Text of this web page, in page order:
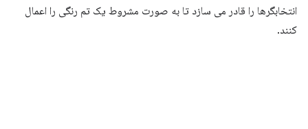
انتخابگرها را قادر می سازد تا به صورت مشروط یک تم رنگی را اعمال
کنند.